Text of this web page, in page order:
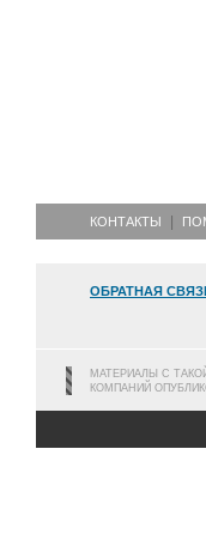
КОНТАКТЫ
ОБРАТНАЯ
МАТЕРИАЛЫ С
КОМПАНИЙ